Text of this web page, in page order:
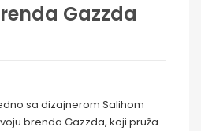
Gazzda
sa dizajnerom Salihom
brenda Gazzda, koji pruža